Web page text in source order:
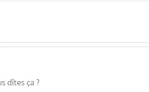
dîtes ça ?